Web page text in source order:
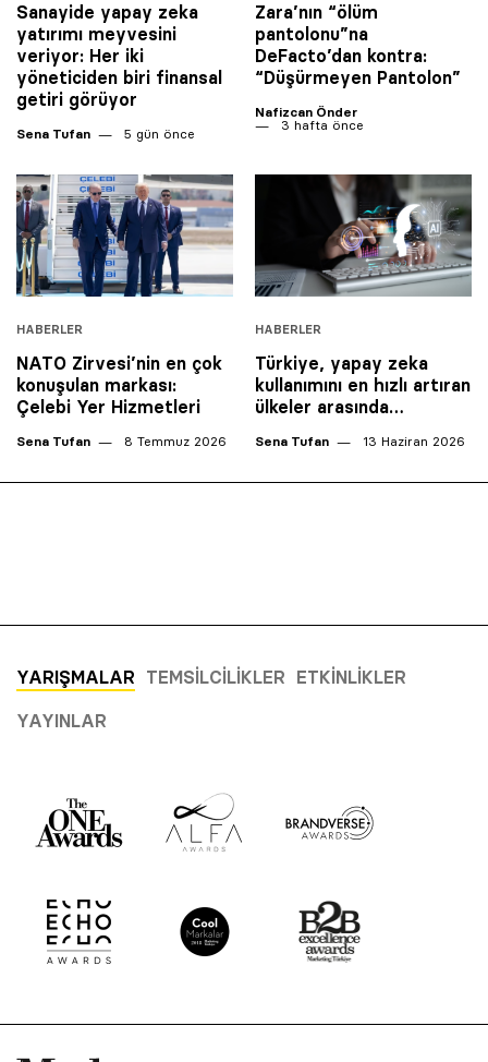
Sanayide yapay zeka
yatırımı meyvesini
veriyor: Her iki
yöneticiden biri finansal
getiri görüyor
Sena Tufan 5 gün önce
Zara’nın “ölüm
pantolonu”na
DeFacto’dan kontra:
“Düşürmeyen Pantolon”
Nafizcan Önder
3 hafta önce
HABERLER
NATO Zirvesi’nin en çok
konuşulan markası:
Çelebi Yer Hizmetleri
Sena Tufan 8 Temmuz 2026
HABERLER
Türkiye, yapay zeka
kullanımını en hızlı artıran
ülkeler arasında…
Sena Tufan 13 Haziran 2026
YARIŞMALAR TEMSILCILIKLER ETKINLIKLER
YAYINLAR